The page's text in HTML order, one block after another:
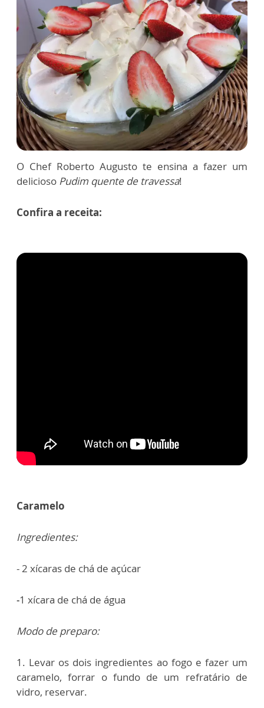
O Chef Roberto Augusto te ensina a fazer um
delicioso Pudim quente de travessa!
Confira a receita:
Caramelo
Ingredientes:
- 2 xícaras de chá de açúcar
-1 xícara de chá de água
Modo de preparo:
1. Levar os dois ingredientes ao fogo e fazer um
caramelo, forrar o fundo de um refratário de
vidro, reservar.